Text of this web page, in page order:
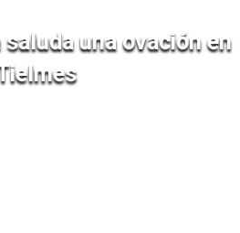
una ovación en